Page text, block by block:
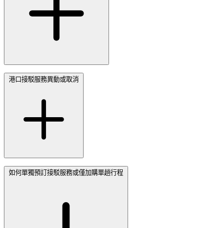
港口接駁服務異動或取消
如何單獨預訂接駁服務或僅加購單趟行程